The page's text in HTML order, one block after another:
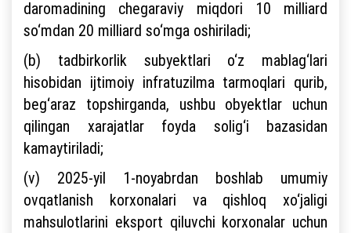
daromadining chegaraviy miqdori 10 milliard
so‘mdan 20 milliard so‘mga oshiriladi;
(b) tadbirkorlik subyektlari o‘z mablag‘lari
hisobidan ijtimoiy infratuzilma tarmoqlari qurib,
beg‘araz topshirganda, ushbu obyektlar uchun
qilingan xarajatlar foyda solig‘i bazasidan
kamaytiriladi;
(v) 2025-yil 1-noyabrdan boshlab umumiy
ovqatlanish korxonalari va qishloq xo‘jaligi
mahsulotlarini eksport qiluvchi korxonalar uchun